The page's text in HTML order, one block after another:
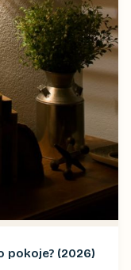
pokoje? (2026)